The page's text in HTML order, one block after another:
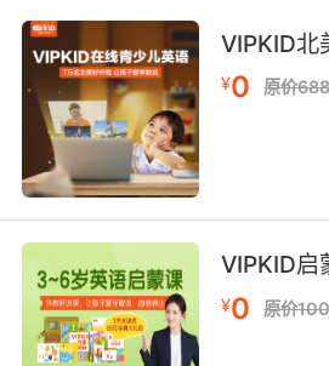
该怎么做。我常常建议家长
手，帮助孩子重建英语学习
步：补足基础短板 如果孩子
于求成。可以从最基础的语
适合初中生的自然拼读教
钟，和孩子一起学习发音规
严肃，可以变成亲子游戏
准确。 我班上曾经有个男孩
绩只有40多分。我建议他的
词，而是从最基础的音标开
花20分钟练习，三个月后，
VIPKID北
¥0 原价
VIPKID启
¥0 原价